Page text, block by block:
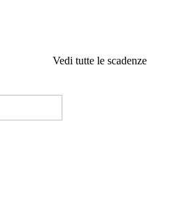
Vedi tutte le scadenze